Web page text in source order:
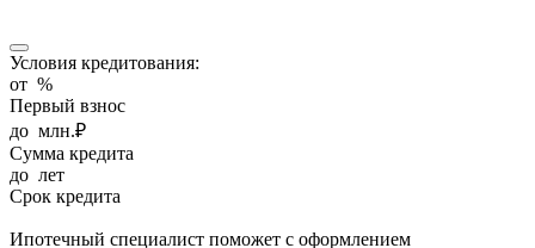
Условия кредитования:
от %
Первый взнос
до млн.₽
Сумма кредита
до лет
Срок кредита
Ипотечный специалист поможет с оформлением